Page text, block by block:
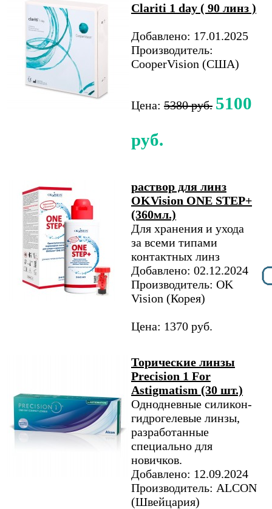
Clariti 1 day ( 90 линз )
Добавлено: 17.01.2025
Производитель:
CooperVision (США)
Цена: 5380 руб. 5100
руб.
раствор для линз
OKVision ONE STEP+
(360мл.)
Для хранения и ухода
за всеми типами
контактных линз
Добавлено: 02.12.2024
Производитель: OK
Vision (Корея)
Цена: 1370 руб.
Торические линзы
Precision 1 For
Astigmatism (30 шт.)
Однодневные силикон-
гидрогелевые линзы,
разработанные
специально для
новичков.
Добавлено: 12.09.2024
Производитель: ALCON
(Швейцария)